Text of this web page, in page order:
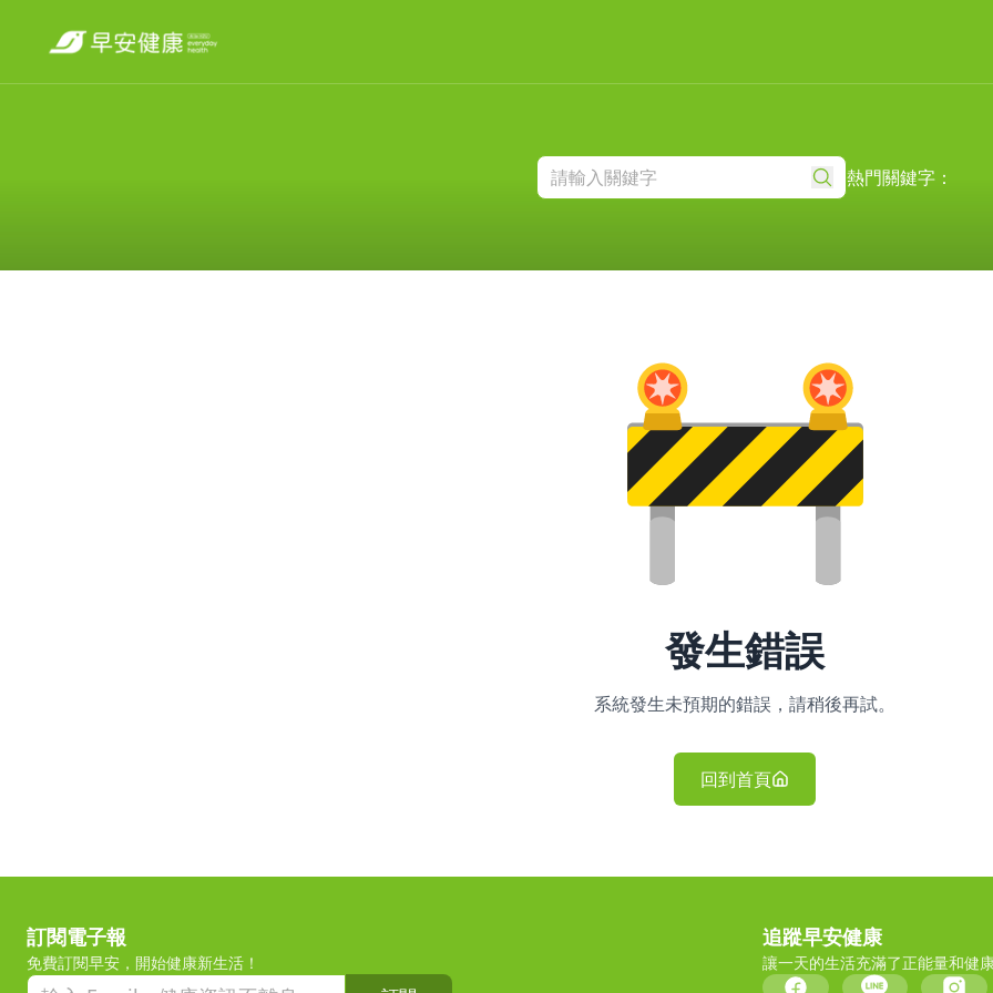
熱門關鍵字：
發生錯誤
系統發生未預期的錯誤，請稍後再試。
回到首頁
訂閱電子報
免費訂閱早安，開始健康新生活！
追蹤早安健康
讓一天的生活充滿了正能量和健